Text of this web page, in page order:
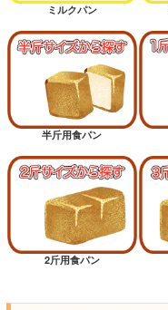
ミルクパン
半斤用食パン
2斤用食パン